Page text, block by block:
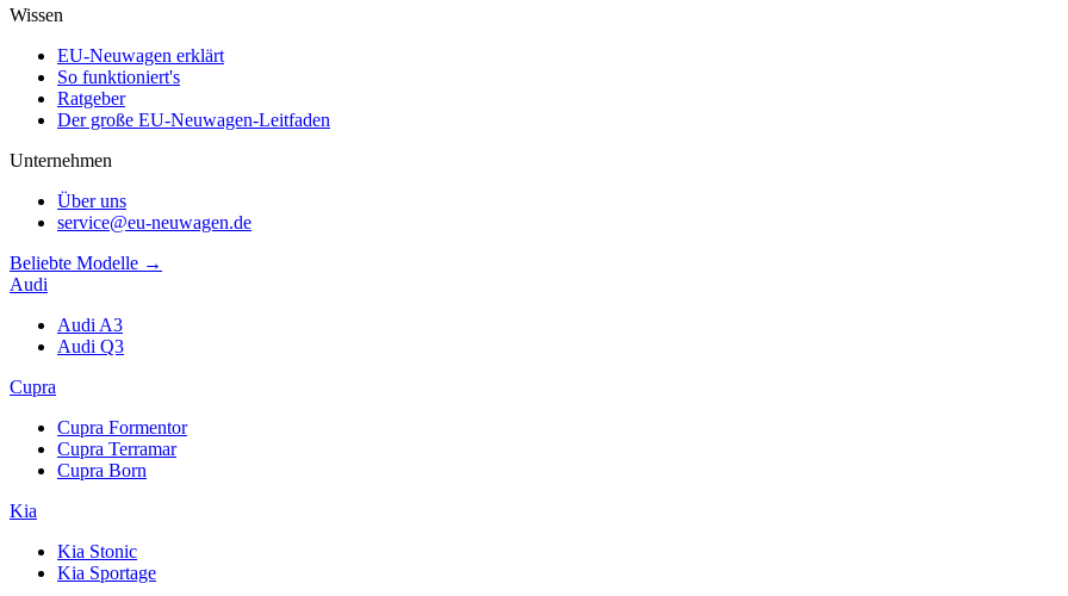
Wissen
EU-Neuwagen erklärt
So funktioniert's
Ratgeber
Der große EU-Neuwagen-Leitfaden
Unternehmen
Über uns
service@eu-neuwagen.de
Beliebte Modelle →
Audi
Audi A3
Audi Q3
Cupra
Cupra Formentor
Cupra Terramar
Cupra Born
Kia
Kia Stonic
Kia Sportage